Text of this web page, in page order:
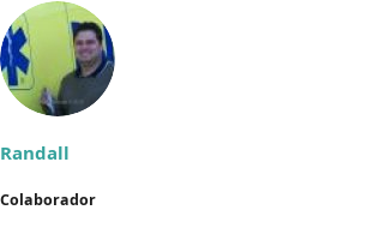
Randall
Colaborador